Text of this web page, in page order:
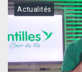
Actualités